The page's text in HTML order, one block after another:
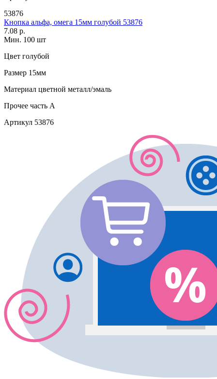
53876
Кнопка альфа, омега 15мм голубой 53876
7.08 р.
Мин. 100 шт
Цвет голубой
Размер 15мм
Материал цветной металл/эмаль
Прочее часть A
Артикул 53876